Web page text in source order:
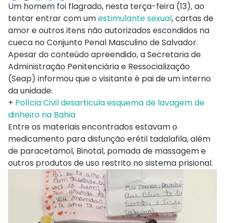
Um homem foi flagrado, nesta terça-feira (13), ao
tentar entrar com umestimulante sexual, cartas de
amor e outros itens não autorizados escondidos na
cueca no Conjunto Penal Masculino de Salvador.
Apesar do conteúdo apreendido, a Secretaria de
Administração Penitenciária e Ressocialização
(Seap) informou que o visitante é pai de um interno
da unidade.
+ Polícia Civil desarticula esquema de lavagem de
dinheiro na Bahia
Entre os materiais encontrados estavam o
medicamento para disfunção erétil tadalafila, além
de paracetamol, Binotal, pomada de massagem e
outros produtos de uso restrito no sistema prisional.